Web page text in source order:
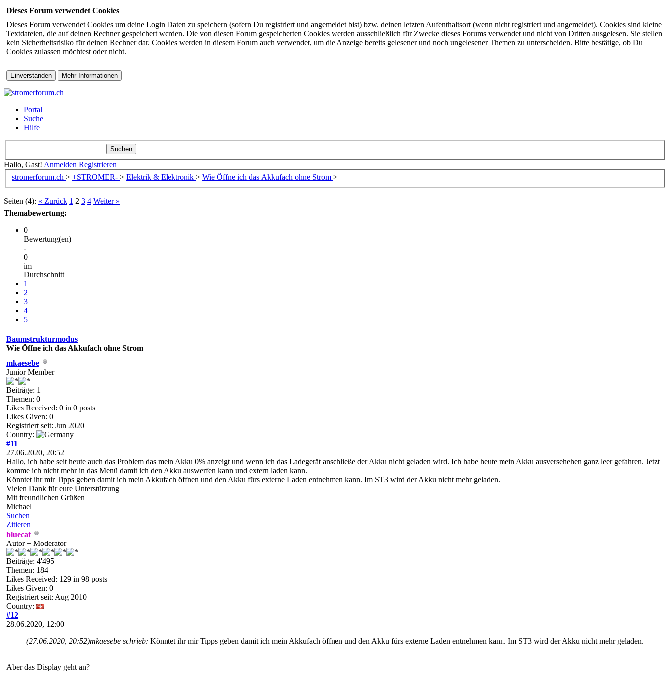
Dieses Forum verwendet Cookies
Dieses Forum verwendet Cookies um deine Login Daten zu speichern (sofern Du registriert und angemeldet bist) bzw. deinen letzten Aufenthaltsort (wenn nicht registriert und angemeldet). Cookies sind kleine
Textdateien, die auf deinen Rechner gespeichert werden. Die von diesen Forum gespeicherten Cookies werden ausschließlich für Zwecke dieses Forums verwendet und nicht von Dritten ausgelesen. Sie stellen
kein Sicherheitsrisiko für deinen Rechner dar. Cookies werden in diesem Forum auch verwendet, um die Anzeige bereits gelesener und noch ungelesener Themen zu unterscheiden. Bitte bestätige, ob Du
Cookies zulassen möchtest oder nicht.
Portal
Suche
Hilfe
Hallo, Gast! Anmelden Registrieren
stromerforum.ch > +STROMER- > Elektrik & Elektronik > Wie Öffne ich das Akkufach ohne Strom >
Seiten (4): « Zurück 1 2 3 4 Weiter »
Themabewertung:
0
Bewertung(en)
-
0
im
Durchschnitt
1
2
3
4
5
Baumstrukturmodus
Wie Öffne ich das Akkufach ohne Strom
mkaesebe
Junior Member
Beiträge: 1
Themen: 0
Likes Received: 0 in 0 posts
Likes Given: 0
Registriert seit: Jun 2020
Country:
#11
27.06.2020, 20:52
Hallo, ich habe seit heute auch das Problem das mein Akku 0% anzeigt und wenn ich das Ladegerät anschließe der Akku nicht geladen wird. Ich habe heute mein Akku ausversehehen ganz leer gefahren. Jetzt
komme ich nicht mehr in das Menü damit ich den Akku auswerfen kann und extern laden kann.
Könntet ihr mir Tipps geben damit ich mein Akkufach öffnen und den Akku fürs externe Laden entnehmen kann. Im ST3 wird der Akku nicht mehr geladen.
Vielen Dank für eure Unterstützung
Mit freundlichen Grüßen
Michael
Suchen
Zitieren
bluecat
Autor + Moderator
Beiträge: 4'495
Themen: 184
Likes Received: 129 in 98 posts
Likes Given: 0
Registriert seit: Aug 2010
Country:
#12
28.06.2020, 12:00
(27.06.2020, 20:52)mkaesebe schrieb: Könntet ihr mir Tipps geben damit ich mein Akkufach öffnen und den Akku fürs externe Laden entnehmen kann. Im ST3 wird der Akku nicht mehr geladen.
Aber das Display geht an?